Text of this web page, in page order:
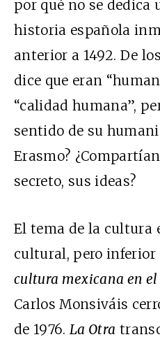
por qué no se dedica
historia española
anterior a 1492. De
dice que eran
“calidad humana”,
sentido de su
Erasmo?
secreto, sus ideas?
El tema de la cultura
cultural, pero
cultura mexicana en el
Carlos Monsiváis
de 1976.La Otra